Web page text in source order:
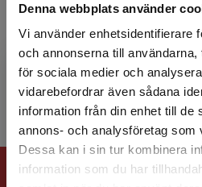
Denna webbplats använder
Vi använder enhetsidentifierare
och annonserna till
för sociala medier och
vidarebefordrar även sådana
information från din enhet till de
annons- och analysföretag som
Dessa kan i sin tur kombinera
information som du har
Begränsad
Det verkar som att du
Mats Alvesson är
ledningsforskare och
universitet och arbetar
Queensland, Australien,...